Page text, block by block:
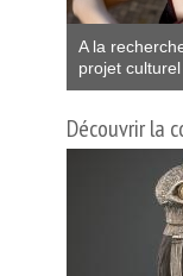
A la
projet
Découvrir la